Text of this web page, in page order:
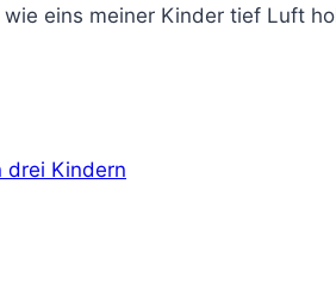
wie eins meiner Kinder tief Luft